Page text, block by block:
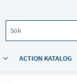
ACTION KATALOG